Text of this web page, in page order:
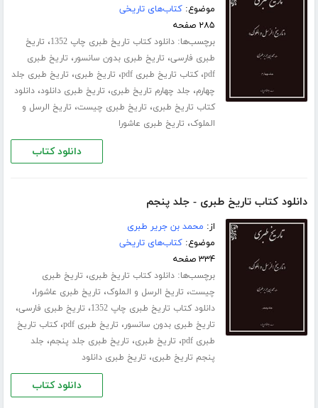
موضوع:کتاب‌های تاریخی
۲۸۵ صفحه
برچسب‌ها:دانلود کتاب تاریخ طبری چاپ 1352 ، تاریخ
طبری فارسی، تاریخ طبری بدون سانسور، تاریخ طبری
pdf،کتاب تاریخ طبری pdf ، تاریخ طبری، تاریخ طبری جلد
چهارم، جلد چهارم تاریخ طبری، تاریخ طبری دانلود،دانلود
کتاب تاریخ طبری، تاریخ طبری چیست، تاریخ الرسل و
الملوک، تاریخ طبری عاشورا
دانلود کتاب
دانلود کتاب تاریخ طبری - جلد پنجم
از: محمد بن جریر طبری
موضوع:کتاب‌های تاریخی
۳۳۴ صفحه
برچسب‌ها:دانلود کتاب تاریخ طبری، تاریخ طبری
چیست، تاریخ الرسل و الملوک، تاریخ طبری عاشورا،
دانلود کتاب تاریخ طبری چاپ 1352 ، تاریخ طبری فارسی،
تاریخ طبری بدون سانسور، تاریخ طبری pdf ،کتاب تاریخ
طبری pdf
، تاریخ طبری، تاریخ طبری جلد پنجم، جلد
پنجم تاریخ طبری، تاریخ طبری دانلود
دانلود کتاب